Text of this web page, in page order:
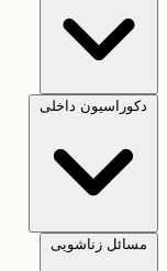
دکوراسیون داخلی
مسائل زناشویی